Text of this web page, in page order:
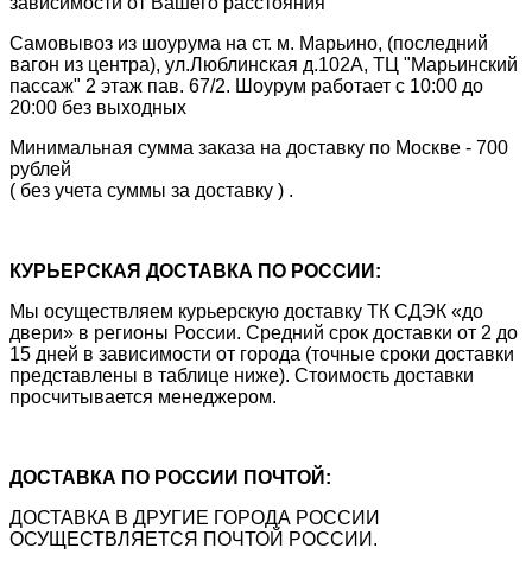
Самовывоз из шоурума на ст. м. Марьино, (последний
вагон из центра), ул.Люблинская д.102А, ТЦ "Марьинский
пассаж" 2 этаж пав. 67/2. Шоурум работает с 10:00 до
20:00 без выходных
Минимальная сумма заказа на доставку по Москве - 700
рублей
( без учета суммы за доставку ) .
КУРЬЕРСКАЯ ДОСТАВКА ПО РОССИИ:
Мы осуществляем курьерскую доставку ТК СДЭК «до
двери» в регионы России. Средний срок доставки от 2 до
15 дней в зависимости от города (точные сроки доставки
представлены в таблице ниже). Стоимость доставки
просчитывается менеджером.
ДОСТАВКА ПО РОССИИ ПОЧТОЙ:
ДОСТАВКА В ДРУГИЕ ГОРОДА РОССИИ
ОСУЩЕСТВЛЯЕТСЯ ПОЧТОЙ РОССИИ.